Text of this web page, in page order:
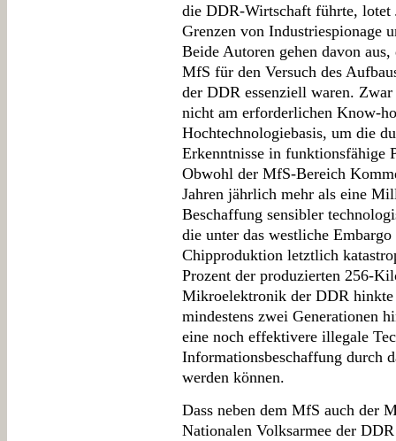
die DDR-Wirtschaft führte,
Grenzen von Industriespionage
Beide Autoren gehen davon
MfS für den Versuch des
der DDR essenziell waren. Zwar
nicht am erforderlichen Know-
Hochtechnologiebasis, um die
Erkenntnisse in funktionsfähige
Obwohl der MfS-Bereich
Jahren jährlich mehr als eine
Beschaffung sensibler
die unter das westliche
Chipproduktion letztlich
Prozent der produzierten 256-
Mikroelektronik der DDR
mindestens zwei Generationen
eine noch effektivere illegale
Informationsbeschaffung durch
werden können.
Dass neben dem MfS auch der
Nationalen Volksarmee der